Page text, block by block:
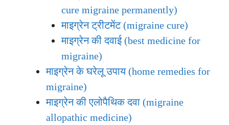
cure migraine permanently)
माइग्रेन ट्रीटमेंट (migraine cure)
माइग्रेन की दवाई (best medicine for
migraine)
माइग्रेन के घरेलू उपाय (home remedies for
migraine)
माइग्रेन की एलोपैथिक दवा (migraine
allopathic medicine)